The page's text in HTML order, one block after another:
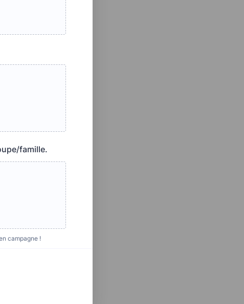
famille.
campagne !